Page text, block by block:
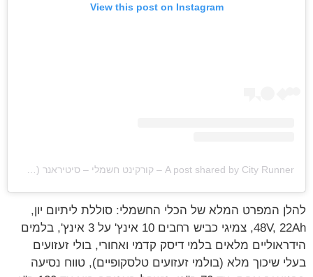
View this post on Instagram
להלן המפרט המלא של הכלי החשמלי: סוללת ליתיום יון,
48V, 22Ah, צמיגי כביש רחבים 10 אינץ' על 3 אינץ', בלמים
הידראוליים מלאים בלמי דיסק קדמי ואחורי, בולי זעזועים
בעלי שיכוך מלא (בולמי זעזועים טלסקופיים), טווח נסיעה